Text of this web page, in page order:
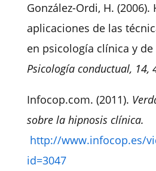
González-Ordi, H.
aplicaciones de las
en psicología clínica y de
Psicología conductual, 14,
Infocop.com. (2011).
sobre la hipnosis clínica.
http://www.infocop.es/
id=3047